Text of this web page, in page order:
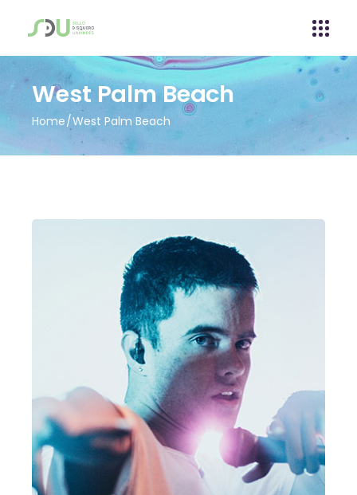
West Palm Beach
Home West Palm Beach